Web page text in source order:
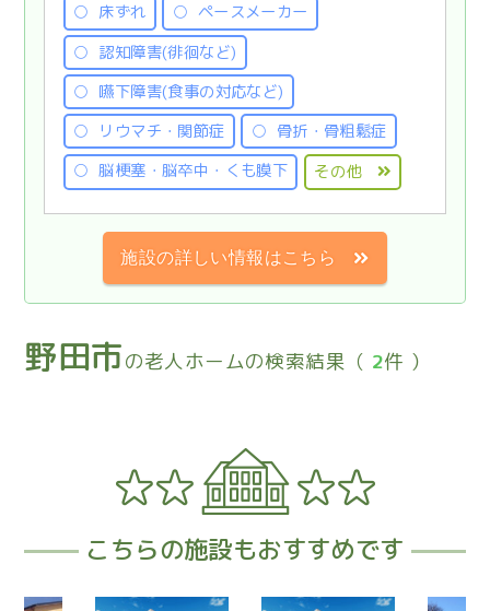
床ずれ
ペースメーカー
認知障害(徘徊など)
嚥下障害(食事の対応など)
リウマチ・関節症
骨折・骨粗鬆症
脳梗塞・脳卒中・くも膜下
その他
施設の詳しい情報はこちら
野田市の老人ホームの検索結果（ 2件 ）
こちらの施設もおすすめです